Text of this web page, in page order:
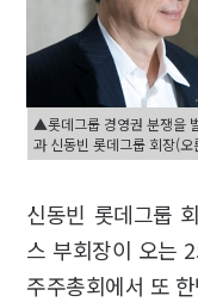
▲롯데그룹 경영권 분쟁을
과 신동빈 롯데그룹 회장(
신동빈 롯데그룹
스 부회장이 오는
주주총회에서 또